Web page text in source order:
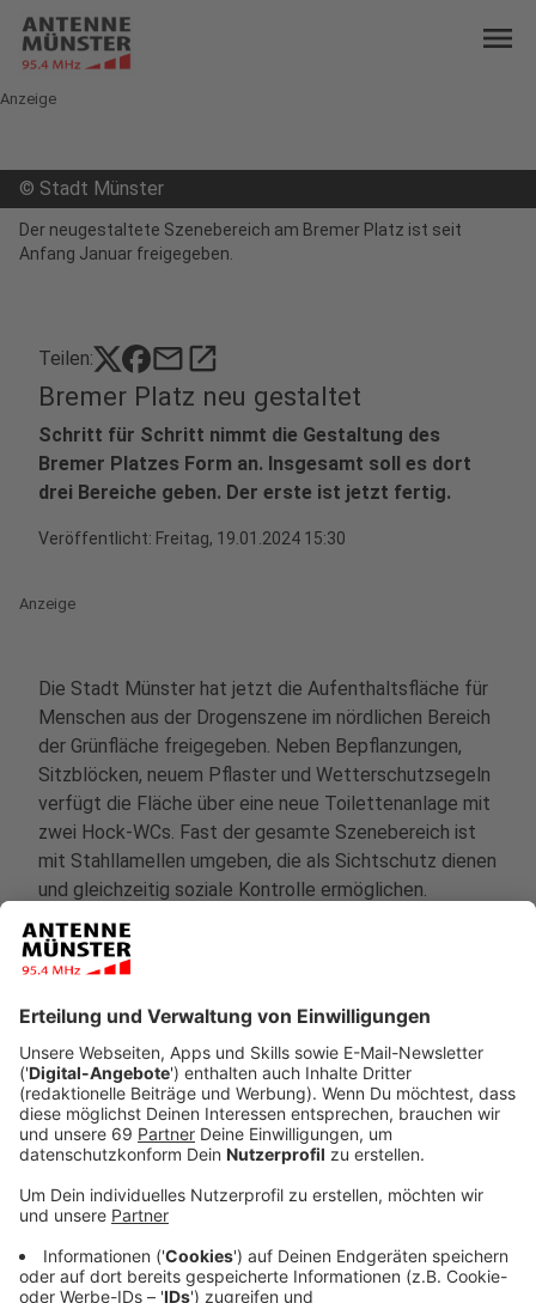
menu
Anzeige
© Stadt Münster
Der neugestaltete Szenebereich am Bremer Platz ist seit
Anfang Januar freigegeben.
Teilen: mailopen_in_new
Bremer Platz neu gestaltet
Schritt für Schritt nimmt die Gestaltung des
Bremer Platzes Form an. Insgesamt soll es dort
drei Bereiche geben. Der erste ist jetzt fertig.
Veröffentlicht: Freitag, 19.01.2024 15:30
Anzeige
Die Stadt Münster hat jetzt die Aufenthaltsfläche für
Menschen aus der Drogenszene im nördlichen Bereich
der Grünfläche freigegeben. Neben Bepflanzungen,
Sitzblöcken, neuem Pflaster und Wetterschutzsegeln
verfügt die Fläche über eine neue Toilettenanlage mit
zwei Hock-WCs. Fast der gesamte Szenebereich ist
mit Stahllamellen umgeben, die als Sichtschutz dienen
und gleichzeitig soziale Kontrolle ermöglichen.
Anzeige
©Stadt Münster
Stahllamellen umschließen fast den gesamten
"Szenebereich" am Bremer Platz und dienen als
Sichtschutz.
"Der neue Szenebereich bietet die Chance, die
Menschen gezielt an einem Ort über